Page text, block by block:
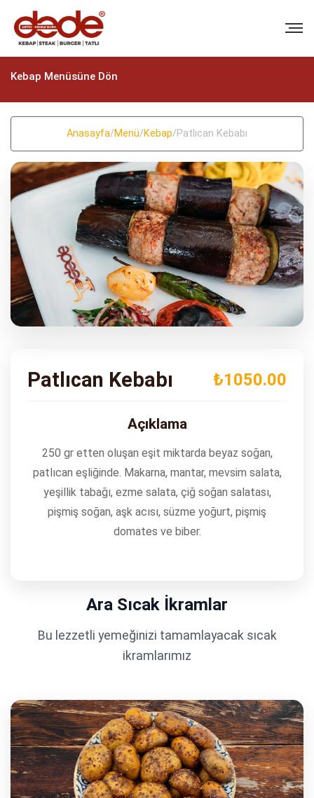
BIZI ARAYIN
+90 (322) 235 57 58
+90 (322) 235 57 58
EMAIL
info@dedekebap.com.tr
ADRES
Adana
Kebap Menüsüne Dön
Anasayfa/Menü/Kebap/Patlıcan Kebabı
Patlıcan Kebabı ₺1050.00
Açıklama
250 gr etten oluşan eşit miktarda beyaz soğan,
patlıcan eşliğinde. Makarna, mantar, mevsim salata,
yeşillik tabağı, ezme salata, çiğ soğan salatası,
pişmiş soğan, aşk acısı, süzme yoğurt, pişmiş
domates ve biber.
Ara Sıcak İkramlar
Bu lezzetli yemeğinizi tamamlayacak sıcak
ikramlarımız